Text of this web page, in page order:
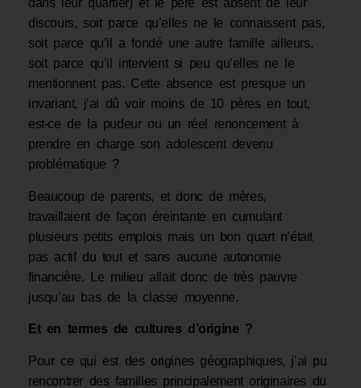
dans leur quartier) et le père est absent de leur
discours, soit parce qu’elles ne le connaissent pas,
soit parce qu’il a fondé une autre fa­mille ailleurs,
soit parce qu’il intervient si peu qu’elles ne le
mentionnent pas. Cette ab­sence est presque un
invariant, j’ai dû voir moins de 10 pères en tout,
est-ce de la pudeur ou un réel renoncement à
prendre en charge son adolescent devenu
problématique ?
Beaucoup de parents, et donc de mères,
travaillaient de façon éreintante en cumulant
plusieurs petits emplois mais un bon quart n’était
pas actif du tout et sans aucune auto­nomie
financière. Le milieu allait donc de très pauvre
jusqu’au bas de la classe moyenne.
Et en termes de cultures d’origine ?
Pour ce qui est des origines géographiques, j’ai pu
rencontrer des familles principale­ment originaires du